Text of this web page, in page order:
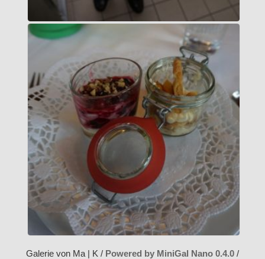
Galerie von Ma | K / Powered by MiniGal Nano 0.4.0 /